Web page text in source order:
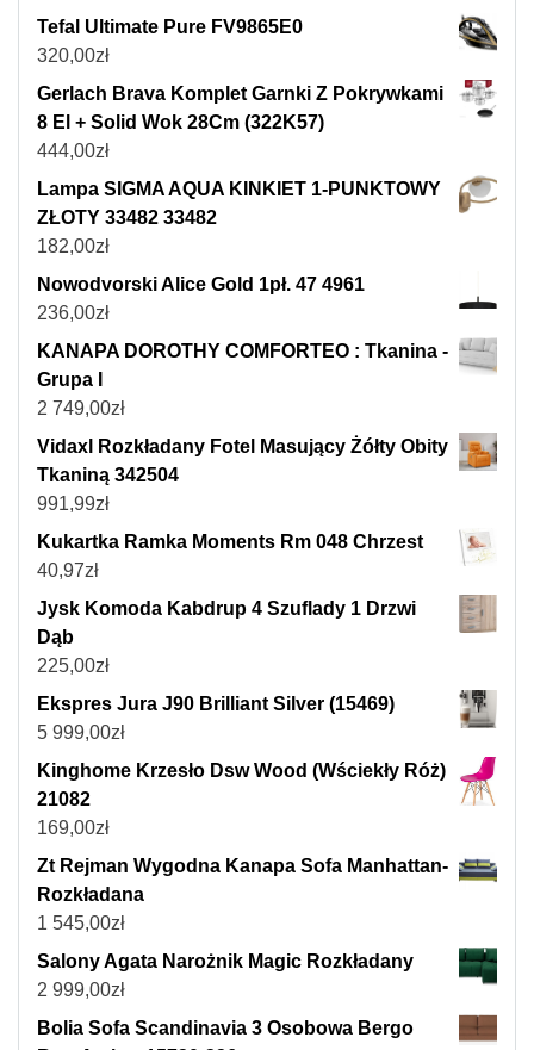
Tefal Ultimate Pure FV9865E0
320,00zł
Gerlach Brava Komplet Garnki Z Pokrywkami
8 El + Solid Wok 28Cm (322K57)
444,00zł
Lampa SIGMA AQUA KINKIET 1-PUNKTOWY
ZŁOTY 33482 33482
182,00zł
Nowodvorski Alice Gold 1pł. 47 4961
236,00zł
KANAPA DOROTHY COMFORTEO : Tkanina -
Grupa I
2 749,00zł
Vidaxl Rozkładany Fotel Masujący Żółty Obity
Tkaniną 342504
991,99zł
Kukartka Ramka Moments Rm 048 Chrzest
40,97zł
Jysk Komoda Kabdrup 4 Szuflady 1 Drzwi
Dąb
225,00zł
Ekspres Jura J90 Brilliant Silver (15469)
5 999,00zł
Kinghome Krzesło Dsw Wood (Wściekły Róż)
21082
169,00zł
Zt Rejman Wygodna Kanapa Sofa Manhattan-
Rozkładana
1 545,00zł
Salony Agata Narożnik Magic Rozkładany
2 999,00zł
Bolia Sofa Scandinavia 3 Osobowa Bergo